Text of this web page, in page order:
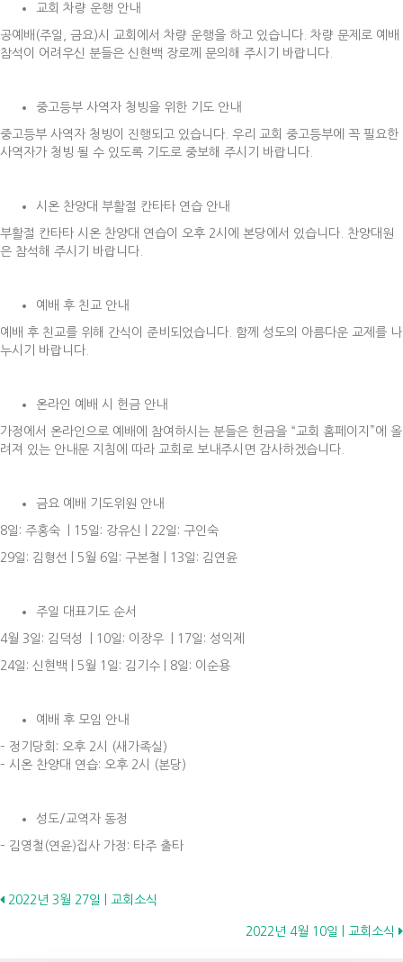
교회 차량 운행 안내
공예배(주일, 금요)시 교회에서 차량 운행을 하고 있습니다. 차량 문제로 예배
참석이 어려우신 분들은 신현백 장로께 문의해 주시기 바랍니다.
중고등부 사역자 청빙을 위한 기도 안내
중고등부 사역자 청빙이 진행되고 있습니다. 우리 교회 중고등부에 꼭 필요한
사역자가 청빙 될 수 있도록 기도로 중보해 주시기 바랍니다.
시온 찬양대 부활절 칸타타 연습 안내
부활절 칸타타 시온 찬양대 연습이 오후 2시에 본당에서 있습니다. 찬양대원
은 참석해 주시기 바랍니다.
예배 후 친교 안내
예배 후 친교를 위해 간식이 준비되었습니다. 함께 성도의 아름다운 교제를 나
누시기 바랍니다.
온라인 예배 시 헌금 안내
가정에서 온라인으로 예배에 참여하시는 분들은 헌금을 “교회 홈페이지”에 올
려져 있는 안내문 지침에 따라 교회로 보내주시면 감사하겠습니다.
금요 예배 기도위원 안내
8일: 주홍숙 | 15일: 강유신 | 22일: 구인숙
29일: 김형선 | 5월 6일: 구본철 | 13일: 김연윤
주일 대표기도 순서
4월 3일: 김덕성 | 10일: 이장우 | 17일: 성익제
24일: 신현백 | 5월 1일: 김기수 | 8일: 이순용
예배 후 모임 안내
– 정기당회: 오후 2시 (새가족실)
– 시온 찬양대 연습: 오후 2시 (본당)
성도/교역자 동정
– 김영철(연윤)집사 가정: 타주 출타
Posts
2022년 3월 27일 | 교회소식
2022년 4월 10일 | 교회소식